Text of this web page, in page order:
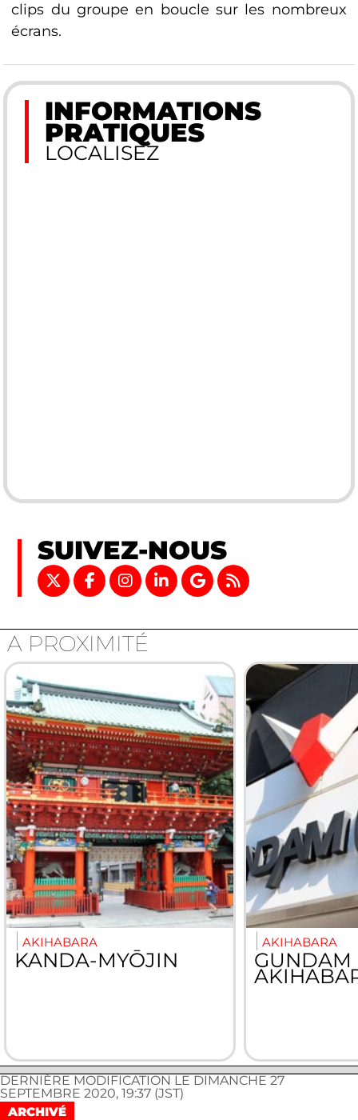
clips du groupe en boucle sur les nombreux
écrans.
INFORMATIONS
PRATIQUES
LOCALISEZ
SUIVEZ-NOUS
A PROXIMITÉ
AKIHABARA
KANDA-MYŌJIN
AKIHABARA
GUNDAM
DERNIÈRE MODIFICATION LE DIMANCHE 27
SEPTEMBRE 2020, 19:37 (JST)
ARCHIVÉ